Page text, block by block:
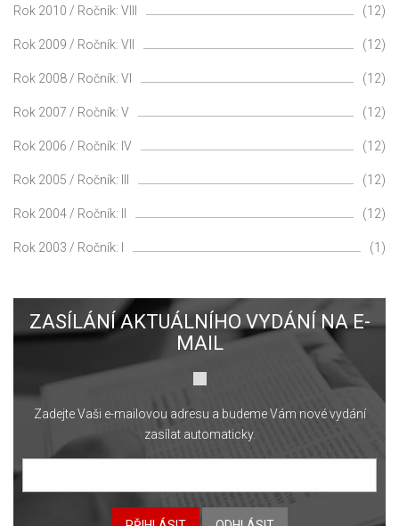
Rok 2010 / Ročník: VIII (12)
Rok 2009 / Ročník: VII (12)
Rok 2008 / Ročník: VI (12)
Rok 2007 / Ročník: V (12)
Rok 2006 / Ročník: IV (12)
Rok 2005 / Ročník: III (12)
Rok 2004 / Ročník: II (12)
Rok 2003 / Ročník: I (1)
ZASÍLÁNÍ AKTUÁLNÍHO VYDÁNÍ NA E-
MAIL
Zadejte Vaši e-mailovou adresu a budeme Vám nové vydání
zasílat automaticky.